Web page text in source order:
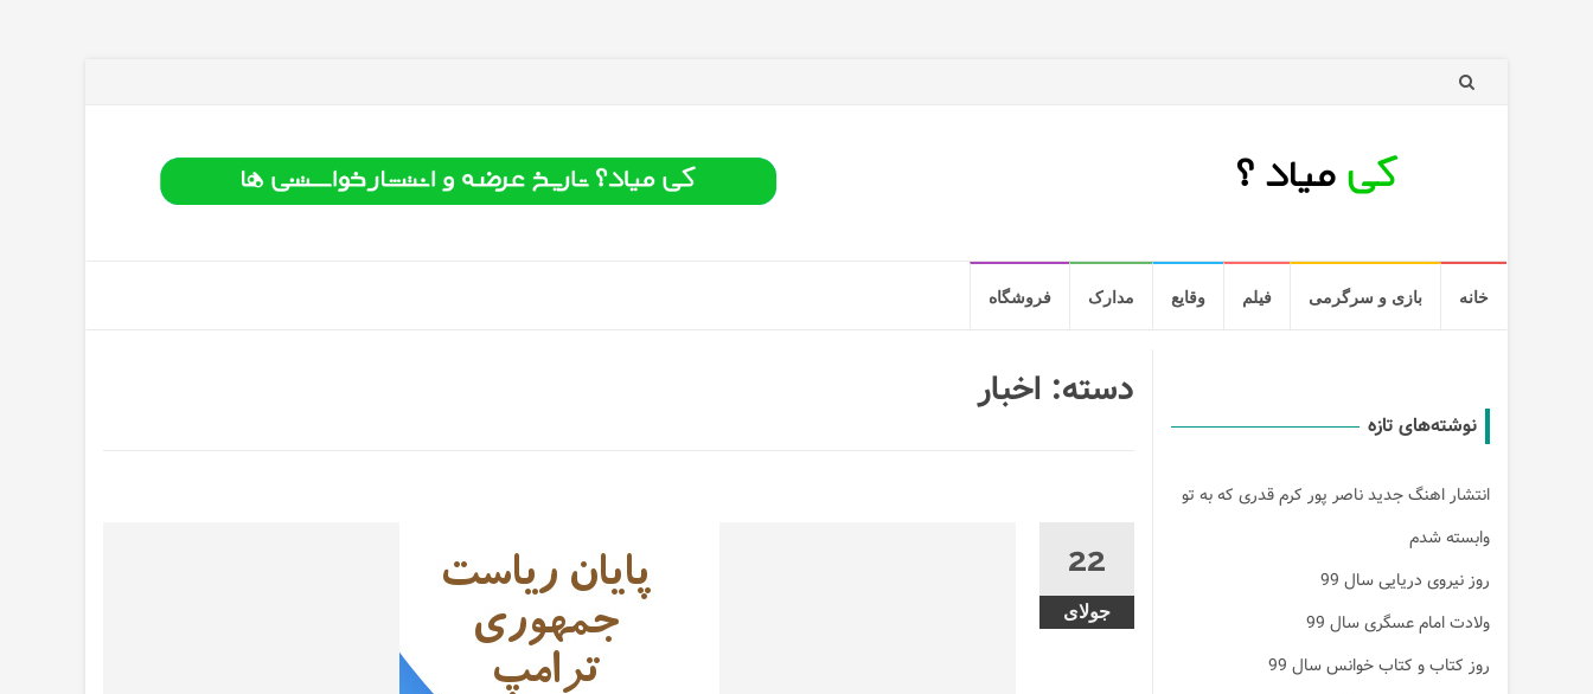
کردن
مطلب
خانه بازی و سرگرمی فیلم وقایع مدارک فروشگاه
دسته: اخبار
22
جولای
نوشته‌های تازه
انتشار اهنگ جدید ناصر پور کرم قدری که به تو
وابسته شدم
روز نیروی دریایی سال 99
ولادت امام عسگری سال 99
روز کتاب و کتاب خوانس سال 99